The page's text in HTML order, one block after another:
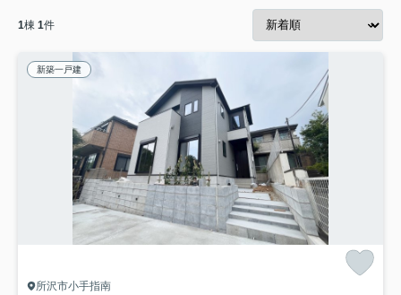
1棟 1件
新築一戸建
所沢市小手指南